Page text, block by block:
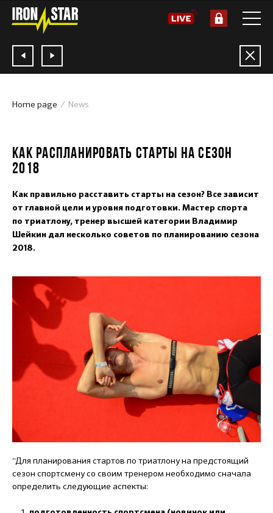
Home page News
КАК РАСПЛАНИРОВАТЬ СТАРТЫ НА СЕЗОН
2018
Как правильно расставить старты на сезон? Все зависит
от главной цели и уровня подготовки. Мастер спорта
по триатлону, тренер высшей категории Владимир
Шейкин дал несколько советов по планированию сезона
2018.
“Для планирования стартов по триатлону на предстоящий
сезон спортсмену со своим тренером необходимо сначала
определить следующие аспекты: